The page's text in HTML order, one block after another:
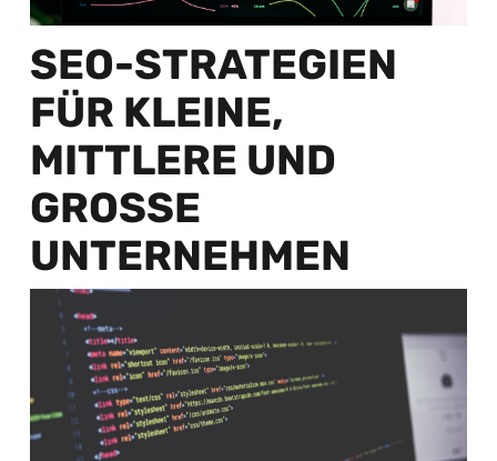
SEO-STRATEGIEN
FÜR KLEINE,
MITTLERE UND
GROSSE U
NTERNEHMEN